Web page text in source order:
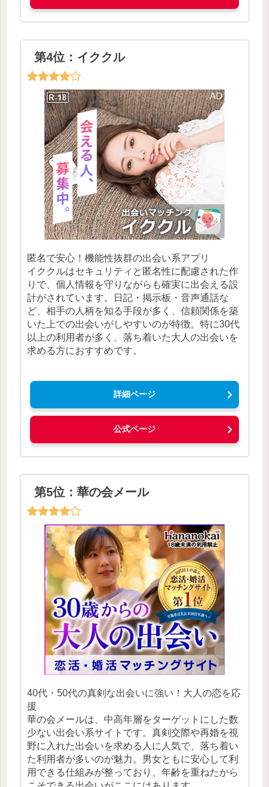
第4位：イククル
匿名で安心！機能性抜群の出会い系アプリ
イククルはセキュリティと匿名性に配慮された作
りで、個人情報を守りながらも確実に出会える設
計がされています。日記・掲示板・音声通話な
ど、相手の人柄を知る手段が多く、信頼関係を築
いた上での出会いがしやすいのが特徴。特に30代
以上の利用者が多く、落ち着いた大人の出会いを
求める方におすすめです。
詳細ページ
公式ページ
第5位：華の会メール
40代・50代の真剣な出会いに強い！大人の恋を応
援
華の会メールは、中高年層をターゲットにした数
少ない出会い系サイトです。真剣交際や再婚を視
野に入れた出会いを求める人に人気で、落ち着い
た利用者が多いのが魅力。男女ともに安心して利
用できる仕組みが整っており、年齢を重ねたから